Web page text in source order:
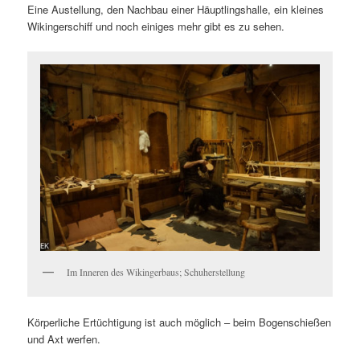
Eine Austellung, den Nachbau einer Häuptlingshalle, ein kleines
Wikingerschiff und noch einiges mehr gibt es zu sehen.
Im Inneren des Wikingerbaus; Schuherstellung
Körperliche Ertüchtigung ist auch möglich – beim Bogenschießen
und Axt werfen.